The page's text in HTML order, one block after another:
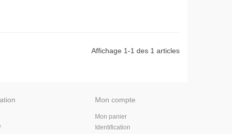
Affichage 1-1 des 1 articles
Mon compte
Mon panier
Identification